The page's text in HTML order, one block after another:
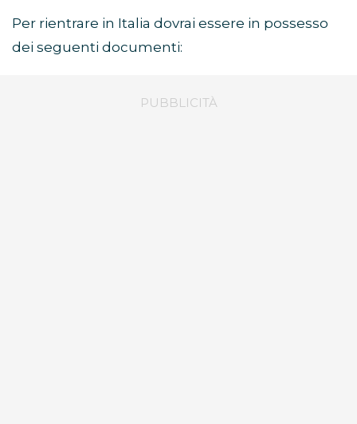
Per rientrare in Italia dovrai essere in possesso
dei seguenti documenti: